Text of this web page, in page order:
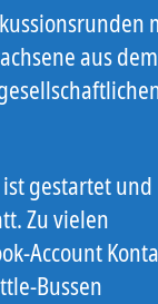
aus dem
ist gestartet und
Zu vielen
Account
Bussen